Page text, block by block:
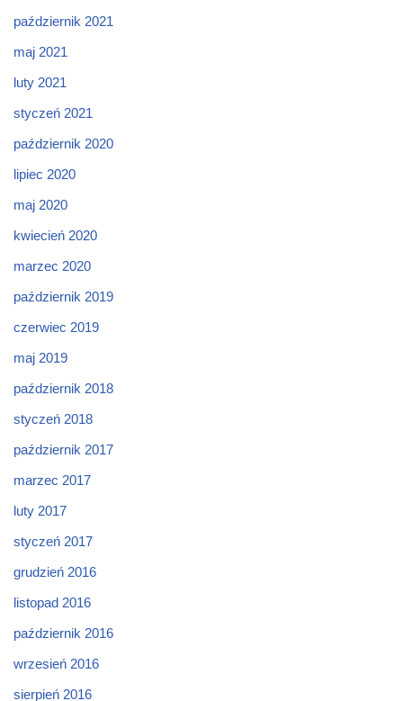
październik 2021
maj 2021
luty 2021
styczeń 2021
październik 2020
lipiec 2020
maj 2020
kwiecień 2020
marzec 2020
październik 2019
czerwiec 2019
maj 2019
październik 2018
styczeń 2018
październik 2017
marzec 2017
luty 2017
styczeń 2017
grudzień 2016
listopad 2016
październik 2016
wrzesień 2016
sierpień 2016